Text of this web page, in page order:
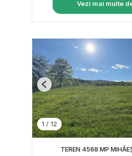
Vezi mai multe
1 / 12
Previous
TEREN 4568 MP